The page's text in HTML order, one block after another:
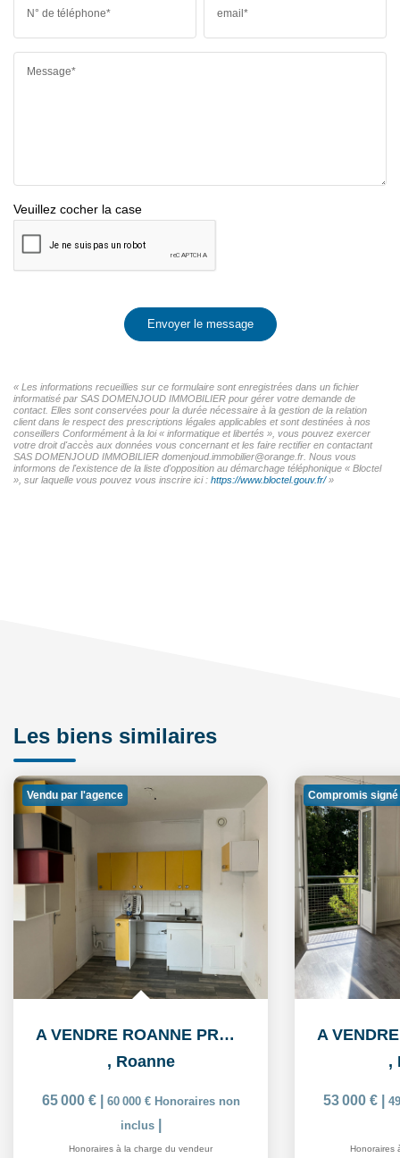
N° de téléphone* email*
Message*
Veuillez cocher la case
Envoyer le message
« Les informations recueillies sur ce formulaire sont enregistrées dans un fichier
informatisé par SAS DOMENJOUD IMMOBILIER pour gérer votre demande de
contact. Elles sont conservées pour la durée nécessaire à la gestion de la relation
client dans le respect des prescriptions légales applicables et sont destinées à nos
conseillers Conformément à la loi « informatique et libertés », vous pouvez exercer
votre droit d'accès aux données vous concernant et les faire rectifier en contactant
SAS DOMENJOUD IMMOBILIER domenjoud.immobilier@orange.fr. Nous vous
informons de l'existence de la liste d'opposition au démarchage téléphonique « Bloctel
», sur laquelle vous pouvez vous inscrire ici : https://www.bloctel.gouv.fr/»
Les biens similaires
Vendu par l'agence
A VENDRE ROANNE PROXIMITE GARE ET UNIVERSITE, Appartement ...
, Roanne
65 000 € 60 000 € Honoraires non
inclus
Honoraires à la charge du vendeur
Compromis signé
,
53 000 €
Honoraires